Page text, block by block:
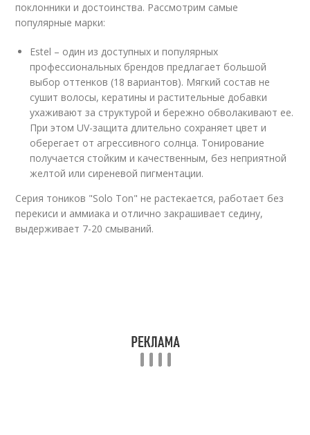
поклонники и достоинства. Рассмотрим самые
популярные марки:
Estel – один из доступных и популярных
профессиональных брендов предлагает большой
выбор оттенков (18 вариантов). Мягкий состав не
сушит волосы, кератины и растительные добавки
ухаживают за структурой и бережно обволакивают ее.
При этом UV-защита длительно сохраняет цвет и
оберегает от агрессивного солнца. Тонирование
получается стойким и качественным, без неприятной
желтой или сиреневой пигментации.
Серия тоников "Solo Ton" не растекается, работает без
перекиси и аммиака и отлично закрашивает седину,
выдерживает 7-20 смываний.